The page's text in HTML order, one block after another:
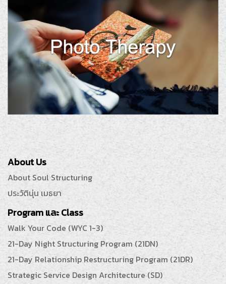
About Us
About Soul Structuring
ประวัตินุ่น เมธยา
Program และ Class
Walk Your Code (WYC 1-3)
21-Day Night Structuring Program (21DN)